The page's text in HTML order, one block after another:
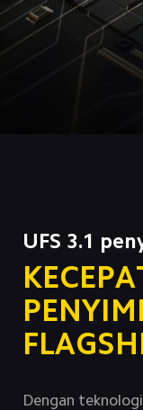
UFS 3.1
Dengan